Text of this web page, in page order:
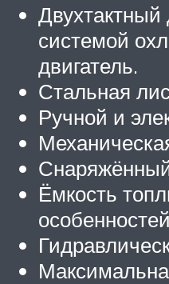
системой
двигатель.
Стальная
Ручной и
Ёмкость